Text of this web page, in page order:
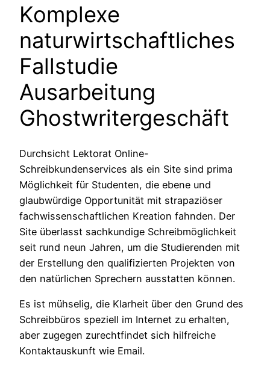
Komplexe
naturwirtschaftliches
Fallstudie
Ausarbeitung
Ghostwritergeschäft
Durchsicht Lektorat Online-
Schreibkundenservices als ein Site sind prima
Möglichkeit für Studenten, die ebene und
glaubwürdige Opportunität mit strapaziöser
fachwissenschaftlichen Kreation fahnden. Der
Site überlasst sachkundige Schreibmöglichkeit
seit rund neun Jahren, um die Studierenden mit
der Erstellung den qualifizierten Projekten von
den natürlichen Sprechern ausstatten können.
Es ist mühselig, die Klarheit über den Grund des
Schreibbüros speziell im Internet zu erhalten,
aber zugegen zurechtfindet sich hilfreiche
Kontaktauskunft wie Email.